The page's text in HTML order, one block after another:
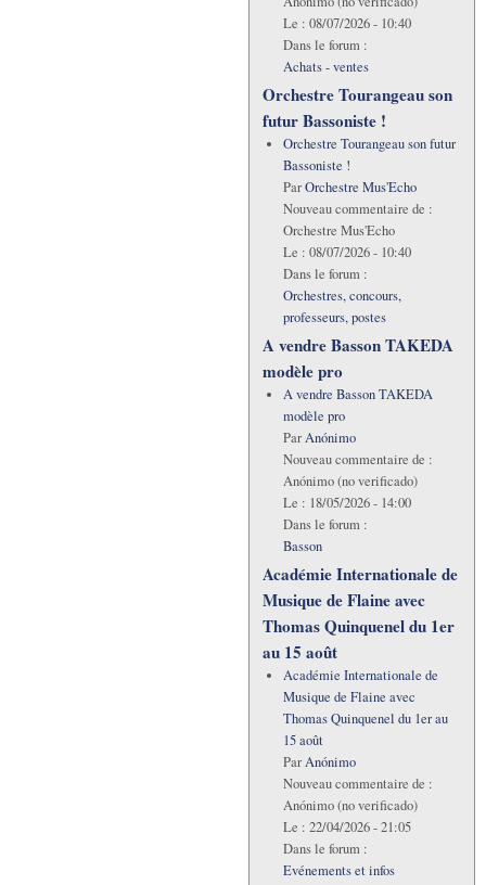
Le : 08/07/2026 - 10:40
Dans le forum :
Achats - ventes
Orchestre Tourangeau son
futur Bassoniste !
Orchestre Tourangeau son futur
Bassoniste !
ParOrchestre Mus'Echo
Nouveau commentaire de :
Orchestre Mus'Echo
Le : 08/07/2026 - 10:40
Dans le forum :
Orchestres, concours,
professeurs, postes
A vendre Basson TAKEDA
modèle pro
A vendre Basson TAKEDA
modèle pro
ParAnónimo
Nouveau commentaire de :
Anónimo (no verificado)
Le : 18/05/2026 - 14:00
Dans le forum :
Basson
Académie Internationale de
Musique de Flaine avec
Thomas Quinquenel du 1er
au 15 août
Académie Internationale de
Musique de Flaine avec
Thomas Quinquenel du 1er au
15 août
ParAnónimo
Nouveau commentaire de :
Anónimo (no verificado)
Le : 22/04/2026 - 21:05
Dans le forum :
Evénements et infos